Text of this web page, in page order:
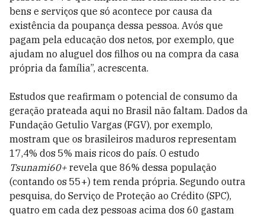
bens e serviços que só acontece por causa da
existência da poupança dessa pessoa. Avós que
pagam pela educação dos netos, por exemplo, que
ajudam no aluguel dos filhos ou na compra da casa
própria da família”, acrescenta.
Estudos que reafirmam o potencial de consumo da
geração prateada aqui no Brasil não faltam. Dados da
Fundação Getulio Vargas (FGV), por exemplo,
mostram que os brasileiros maduros representam
17,4% dos 5% mais ricos do país. O estudo
Tsunami60+ revela que 86% dessa população
(contando os 55+) tem renda própria. Segundo outra
pesquisa, do Serviço de Proteção ao Crédito (SPC),
quatro em cada dez pessoas acima dos 60 gastam